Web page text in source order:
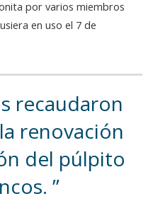
por varios miembros
en uso el 7 de
recaudaron
renovación
del púlpito